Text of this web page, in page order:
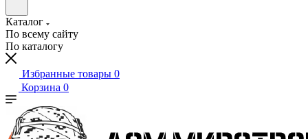
Каталог
По всему сайту
По каталогу
Избранные товары 0
Корзина 0